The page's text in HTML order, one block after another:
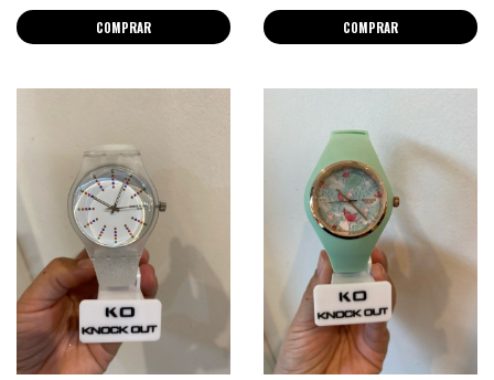
COMPRAR COMPRAR